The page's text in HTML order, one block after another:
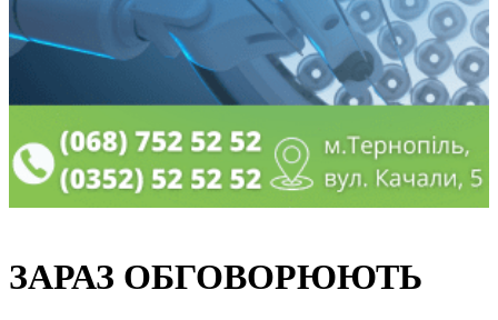
ЗАРАЗ ОБГОВОРЮЮТЬ